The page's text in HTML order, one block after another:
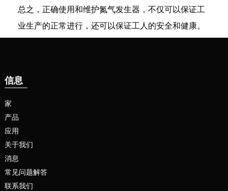
总之，正确使用和维护氮气发生器，不仅可以保证工
业生产的正常进行，还可以保证工人的安全和健康。
信息
家
产品
应用
关于我们
消息
常见问题解答
联系我们